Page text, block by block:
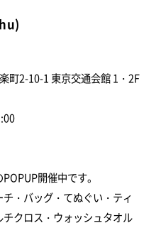
町2-10-1 東京交通会館 1・2F
開催中です。
・バッグ・てぬぐい・ティ
クロス・ウォッシュタオル